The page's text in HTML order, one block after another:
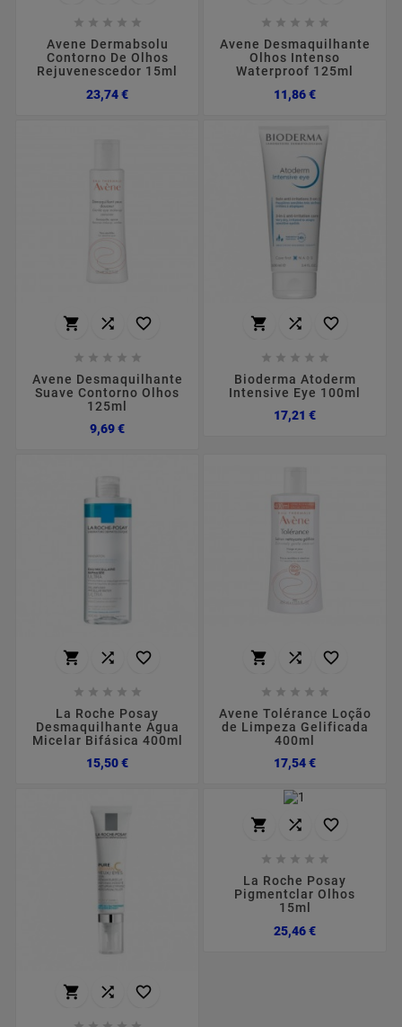
    
Avene Dermabsolu
Contorno De Olhos
Rejuvenescedor 15ml
23,74 €Preço
    
Avene Desmaquilhante
Olhos Intenso
Waterproof 125ml
11,86 €Preço
  
    
Avene Desmaquilhante
Suave Contorno Olhos
125ml
9,69 €Preço
  
    
Bioderma Atoderm
Intensive Eye 100ml
17,21 €Preço
  
    
La Roche Posay
Desmaquilhante Água
Micelar Bifásica 400ml
15,50 €Preço
  
    
Avene Tolérance Loção
de Limpeza Gelificada
400ml
17,54 €Preço
  
  
    
La Roche Posay
Pigmentclar Olhos
15ml
25,46 €Preço